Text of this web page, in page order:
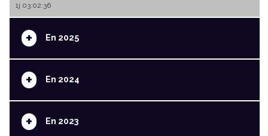
1j 03:02:36
+ En 2025
+ En 2024
+ En 2023